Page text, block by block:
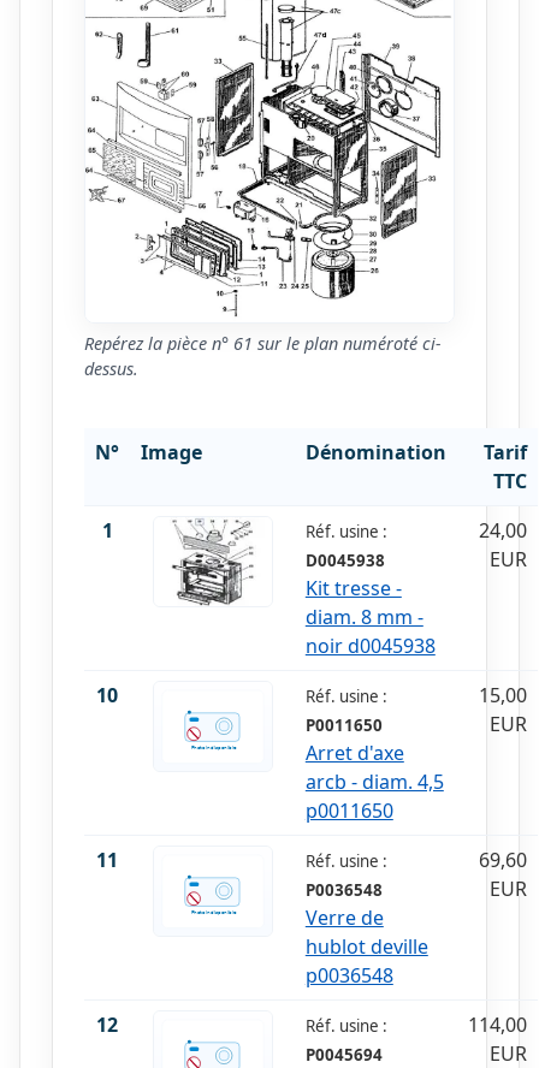
Repérez la pièce n° 61 sur le plan numéroté ci-
dessus.
N° Image Dénomination
Tarif
TTC
1
Réf. usine :
D0045938
Kit tresse -
diam. 8 mm -
noir d0045938
24,00
EUR
10
Réf. usine :
P0011650
Arret d'axe
arcb - diam. 4,5
p0011650
15,00
EUR
11
Réf. usine :
P0036548
Verre de
hublot deville
p0036548
69,60
EUR
12
Réf. usine :
P0045694
114,00
EUR